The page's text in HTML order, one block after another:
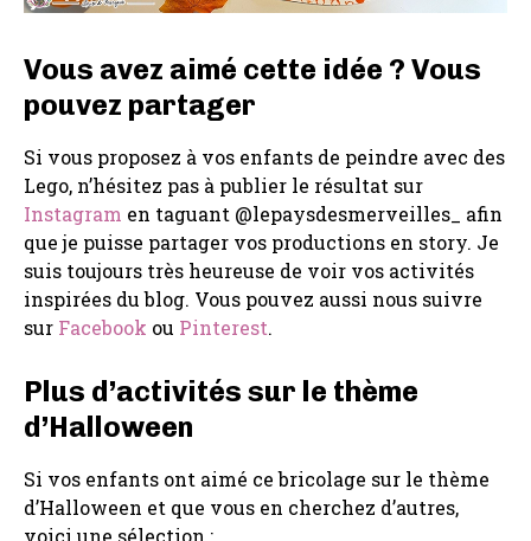
Vous avez aimé cette idée ? Vous
pouvez partager
Si vous proposez à vos enfants de peindre avec des
Lego, n’hésitez pas à publier le résultat sur
Instagram en taguant @lepaysdesmerveilles_ afin
que je puisse partager vos productions en story. Je
suis toujours très heureuse de voir vos activités
inspirées du blog. Vous pouvez aussi nous suivre
sur Facebook ou Pinterest.
Plus d’activités sur le thème
d’Halloween
Si vos enfants ont aimé ce bricolage sur le thème
d’Halloween et que vous en cherchez d’autres,
voici une sélection :